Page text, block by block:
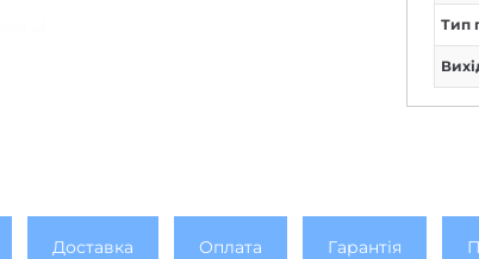
Тип
Доставка Оплата Гарантія